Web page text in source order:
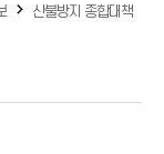
산불방지 종합대책